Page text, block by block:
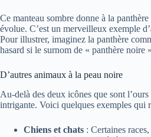
Ce manteau sombre donne à la
évolue. C’est un merveilleux exemple
Pour illustrer, imaginez la panthère
hasard si le surnom de « panthère noire
D’autres animaux à la peau noire
Au-delà des deux icônes que sont
intrigante. Voici quelques exemples qui
Chiens et chats : Certaines